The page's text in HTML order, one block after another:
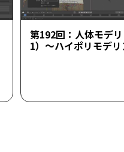
第192回：人体モデ
1）～ハイポリモデ